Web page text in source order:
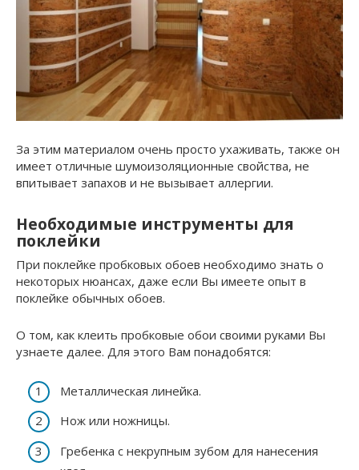
За этим материалом очень просто ухаживать, также он
имеет отличные шумоизоляционные свойства, не
впитывает запахов и не вызывает аллергии.
Необходимые инструменты для
поклейки
При поклейке пробковых обоев необходимо знать о
некоторых нюансах, даже если Вы имеете опыт в
поклейке обычных обоев.
О том, как клеить пробковые обои своими руками Вы
узнаете далее. Для этого Вам понадобятся:
Металлическая линейка.
Нож или ножницы.
Гребенка с некрупным зубом для нанесения